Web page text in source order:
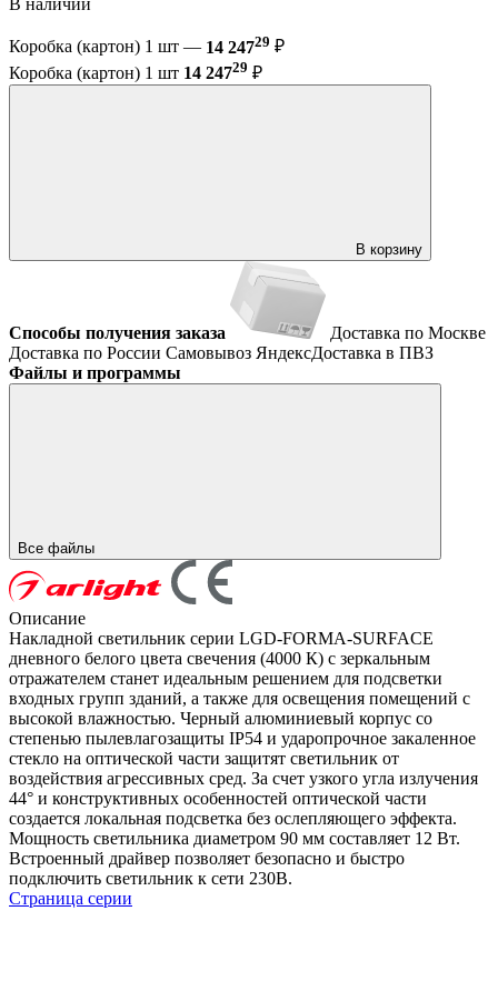
В наличии
Коробка (картон) 1 шт — 14 24729 ₽
Коробка (картон) 1 шт 14 24729 ₽
В корзину
Способы получения заказа
Доставка по Москве
Доставка по России Самовывоз ЯндексДоставка в ПВЗ
Файлы и программы
Все файлы
Описание
Накладной светильник серии LGD-FORMA-SURFACE
дневного белого цвета свечения (4000 К) с зеркальным
отражателем станет идеальным решением для подсветки
входных групп зданий, а также для освещения помещений с
высокой влажностью. Черный алюминиевый корпус со
степенью пылевлагозащиты IP54 и ударопрочное закаленное
стекло на оптической части защитят светильник от
воздействия агрессивных сред. За счет узкого угла излучения
44° и конструктивных особенностей оптической части
создается локальная подсветка без ослепляющего эффекта.
Мощность светильника диаметром 90 мм составляет 12 Вт.
Встроенный драйвер позволяет безопасно и быстро
подключить светильник к сети 230В.
Страница серии